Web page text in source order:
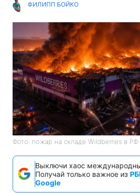
ФИЛИПП БОЙКО
Фото: пожар на складе Wildberries в
Выключи хаос
Получай только важное из
Google